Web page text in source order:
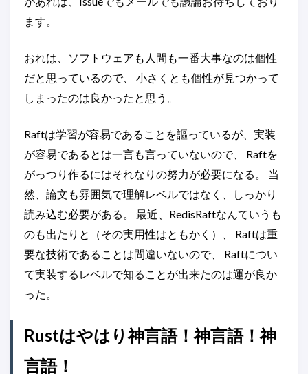
ます。
おれは、ソフトウェアも人間も一番大事なのは個性
だと思っているので、 小さくとも個性が見つかって
しまったのは良かったと思う。
Raftは学習が容易であることを謳っているが、実装
が容易であるとは一言も言っていないので、 Raftを
がっつり作るにはそれなりの努力が必要になる。 当
然、論文も雰囲気で理解レベルではなく、しっかり
読み込む必要がある。 最近、RedisRaftなんていうも
のも出たりと（その実用性はともかく）、 Raftは重
要な技術であることは間違いないので、 Raftについ
て実装するレベルで知ることが出来たのは運が良か
った。
Rustはやはり神言語！神言語！神
言語！